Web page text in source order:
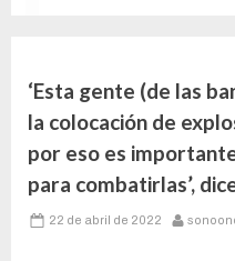
‘Esta gente (de las
la colocación de
por eso es
para combatirlas’,
22 de abril de 2022